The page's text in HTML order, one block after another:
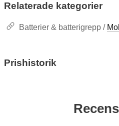
Relaterade kategorier
Batterier & batterigrepp /
Prishistorik